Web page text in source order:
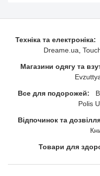
Техніка та електроніка:
Dreame.ua
Магазини одягу та
Все для подорожей:
Polis
Відпочинок та
Товари для